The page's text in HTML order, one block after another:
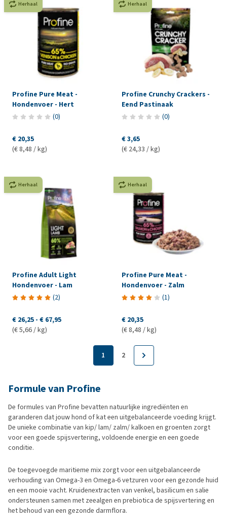
Herhaal
Profine Pure Meat -
Hondenvoer - Hert
(0)
€ 20,35
(€ 8,48 / kg)
Herhaal
Profine Crunchy Crackers -
Eend Pastinaak
(0)
€ 3,65
(€ 24,33 / kg)
Herhaal
Profine Adult Light
Hondenvoer - Lam
(2)
€ 26,25 - € 67,95
(€ 5,66 / kg)
Herhaal
Profine Pure Meat -
Hondenvoer - Zalm
(1)
€ 20,35
(€ 8,48 / kg)
1 2
Formule van Profine
De formules van Profine bevatten natuurlijke ingrediënten en
garanderen dat jouw hond of kat een uitgebalanceerde voeding krijgt.
De unieke combinatie van kip/ lam/ zalm/ kalkoen en groenten zorgt
voor een goede spijsvertering, voldoende energie en een goede
conditie.
De toegevoegde maritieme mix zorgt voor een uitgebalanceerde
verhouding van Omega-3 en Omega-6 vetzuren voor een gezonde huid
en een mooie vacht. Kruidenextracten van venkel, basilicum en salie
ondersteunen samen met zeealgen en prebiotica de spijsvertering en
het behoud van een gezonde darmflora.